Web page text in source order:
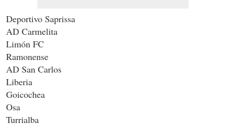
Deportivo Saprissa
AD Carmelita
Limón FC
Ramonense
AD San Carlos
Liberia
Goicochea
Osa
Turrialba